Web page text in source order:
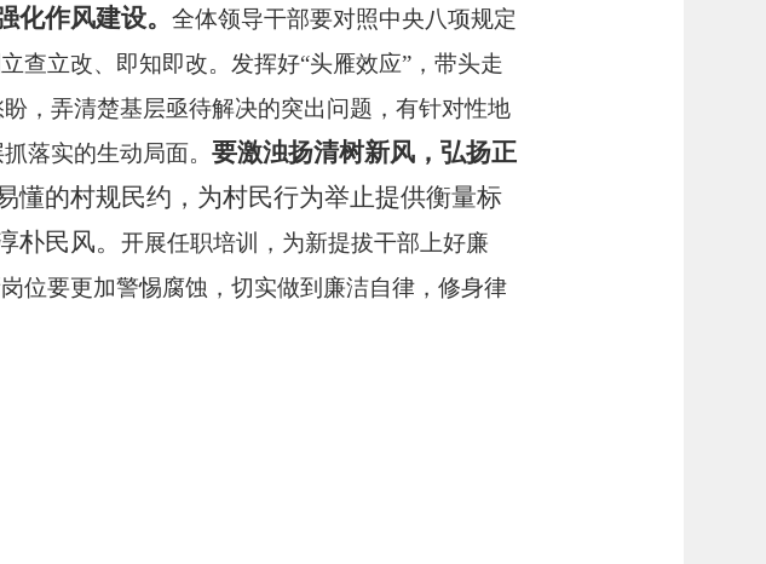
化作风建设。 全体领导干部要对照中央八项规定
查立改、即知即改。发挥好“头雁效应”，带头走
，弄清楚基层亟待解决的突出问题，有针对性地
落实的生动局面。 要激浊扬清树新风，弘扬正
懂的村规民约，为村民行为举止提供衡量标
朴民风。 开展任职培训，为新提拔干部上好廉
位要更加警惕腐蚀，切实做到廉洁自律，修身律